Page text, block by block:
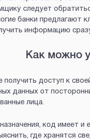
следует
банки предлагают
информацию
Как можно
получить доступ к
данных от
лица.
назначения, код имеет
где хранятся